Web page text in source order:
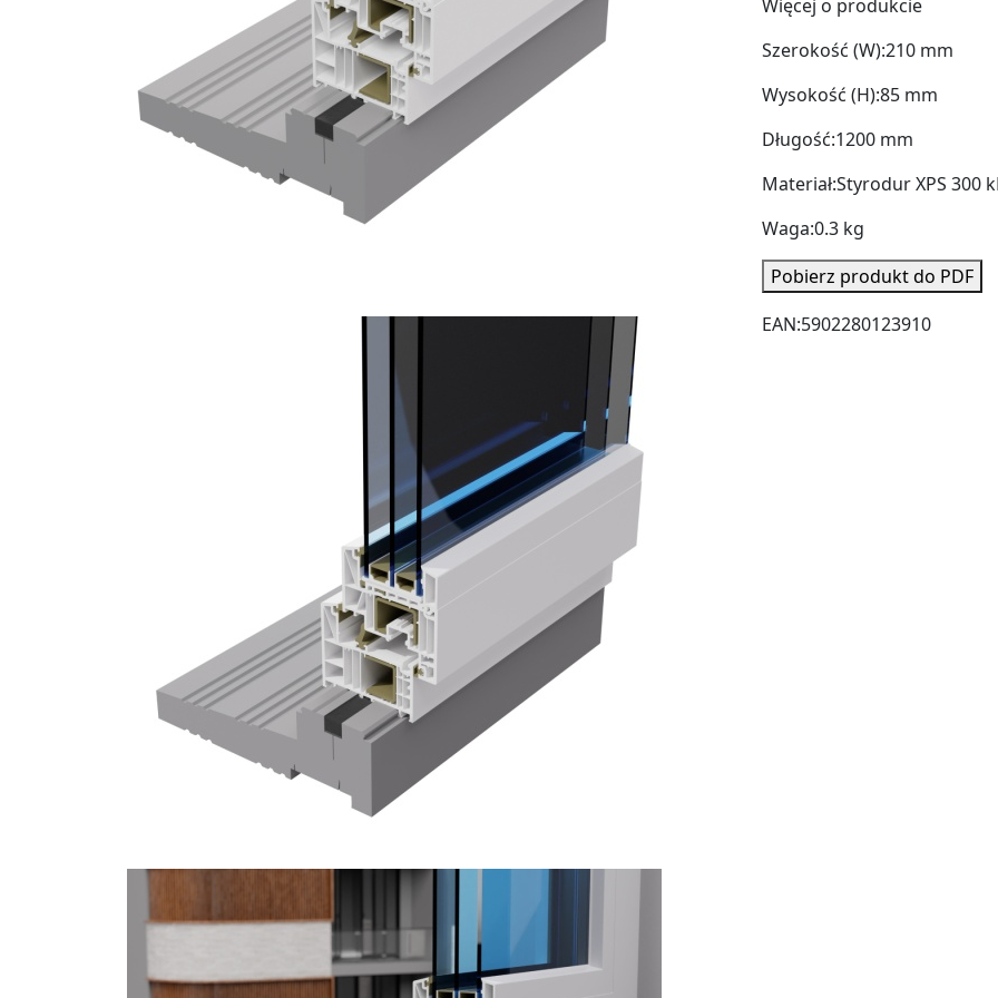
Więcej o produkcie
Szerokość (W):210 mm
Wysokość (H):85 mm
Długość:1200 mm
Materiał:Styrodur XPS 300
Waga:0.3 kg
Pobierz produkt do PDF
EAN:5902280123910